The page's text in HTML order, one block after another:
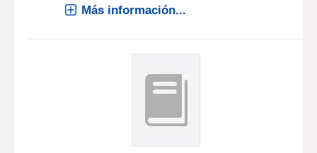
Más información...